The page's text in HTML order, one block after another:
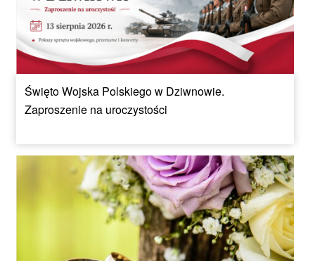
Święto Wojska Polskiego w Dziwnowie.
Zaproszenie na uroczystości